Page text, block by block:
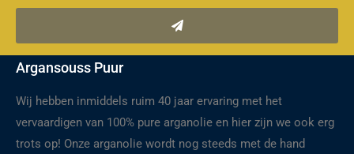
Verzenden
Argansouss Puur
Wij hebben inmiddels ruim 40 jaar ervaring met het
vervaardigen van 100% pure arganolie en hier zijn we ook erg
trots op! Onze arganolie wordt nog steeds met de hand